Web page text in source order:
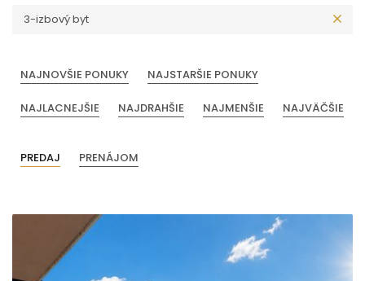
3-izbový byt
NAJNOVŠIE PONUKY NAJSTARŠIE PONUKY
NAJLACNEJŠIE NAJDRAHŠIE NAJMENŠIE NAJVÄČŠIE
PREDAJ PRENÁJOM